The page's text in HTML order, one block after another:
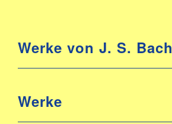
Werke von J. S. Bach
Werke